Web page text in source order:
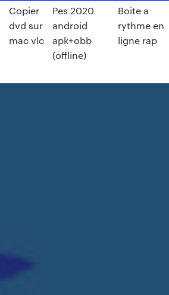
Copier
dvd sur
mac vlc
Pes 2020
android
apk+obb
(offline)
Boite a
rythme en
ligne rap